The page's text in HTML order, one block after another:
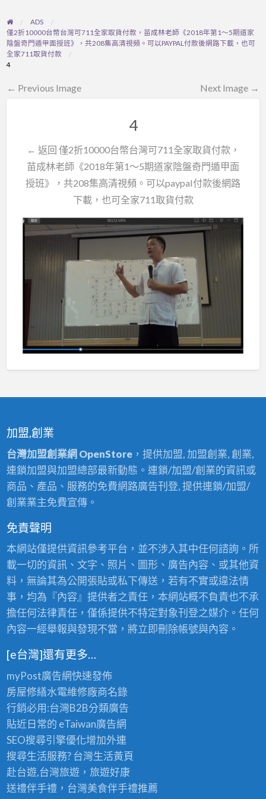
ADS
僅2折10000台幣台灣可711全家取貨付款，苗成林老師《2018年第1〜5期道家
陰盤奇門遁甲面授班》，共208集高清視頻。可以PAYPAL付款後網路下載，也可
全家711取貨付款
4
← Previous Image Next Image →
4
← 返回 僅2折10000台幣台灣可711全家取貨付款，
苗成林老師《2018年第1〜5期道家陰盤奇門遁甲面
授班》，共208集高清視頻。可以paypal付款後網路
下載，也可全家711取貨付款
加盟,創業
台灣加盟創業網 OpenStore，提供加盟, 加盟創業, 創業,
連鎖加盟與加盟總部最新動態。連鎖/加盟/創業的資訊或
商品、產品、服務的免費網路廣告刊登, 提供連鎖/加盟/
創業業主免費宣傳。
免責聲明
本網站僅提供資訊參考平台，並不涉入其中任何諮詢。所
載一切的資訊、文字、照片、圖形、廣告內容、或其他資
料，無論其為公開張貼或私下傳送，若有不實或違法情
事，均為『內容』提供者之責任，本網站概不負責也不承
擔任何法律責任，僅係提供不特定對象刊登之媒介。任何
內容一經舉報與發現不當，將立即刪除帳號與內容。
[e台灣]還有更多…
myPost廣告網快速發佈
房屋修繕水電維修廠商名錄
行銷必用:台灣B2B分類廣告
貼近日常的 eTaiwan廣告網
SEO搜尋引擎優化增加外連
搜尋生活服務? 台灣生活黃頁
赴台遊,台灣旅遊，旅遊好康
送禮伴手禮，台灣美食伴手禮推薦